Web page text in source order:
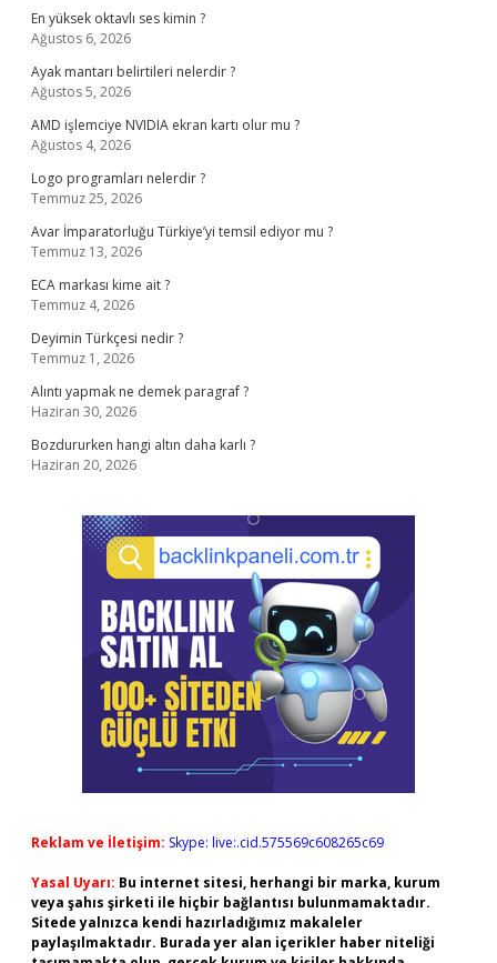
En yüksek oktavlı ses kimin ?
Ağustos 6, 2026
Ayak mantarı belirtileri nelerdir ?
Ağustos 5, 2026
AMD işlemciye NVIDIA ekran kartı olur mu ?
Ağustos 4, 2026
Logo programları nelerdir ?
Temmuz 25, 2026
Avar İmparatorluğu Türkiye’yi temsil ediyor mu ?
Temmuz 13, 2026
ECA markası kime ait ?
Temmuz 4, 2026
Deyimin Türkçesi nedir ?
Temmuz 1, 2026
Alıntı yapmak ne demek paragraf ?
Haziran 30, 2026
Bozdururken hangi altın daha karlı ?
Haziran 20, 2026
Reklam ve İletişim: Skype: live:.cid.575569c608265c69
Yasal Uyarı: Bu internet sitesi, herhangi bir marka, kurum
veya şahıs şirketi ile hiçbir bağlantısı bulunmamaktadır.
Sitede yalnızca kendi hazırladığımız makaleler
paylaşılmaktadır. Burada yer alan içerikler haber niteliği